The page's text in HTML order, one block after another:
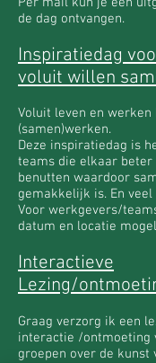
de dag ontvangen.
Inspiratiedag
voluit willen
Voluit leven en
(samen)werken.
Deze inspiratiedag is
teams die elkaar beter
benutten waardoor
gemakkelijk is. En
Voor werkgevers/
datum en locatie
Interactieve
Lezing/
Graag verzorg ik een
interactie /ontmoeting
groepen over de kunst